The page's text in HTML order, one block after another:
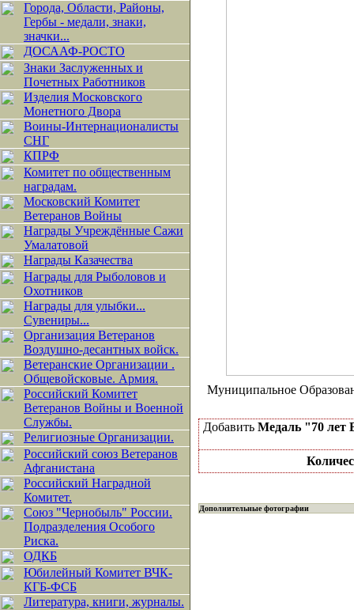
Города, Области, Районы,
Гербы - медали, знаки,
значки...
ДОСААФ-РОСТО
Знаки Заслуженных и
Почетных Работников
Изделия Московского
Монетного Двора
Воины-Интернационалисты
СНГ
КПРФ
Комитет по общественным
наградам.
Московский Комитет
Ветеранов Войны
Награды Учреждённые Сажи
Умалатовой
Награды Казачества
Награды для Рыболовов и
Охотников
Награды для улыбки...
Сувениры...
Организация Ветеранов
Воздушно-десантных войск.
Ветеранские Организации .
Общевойсковые. Армия.
Российский Комитет
Ветеранов Войны и Военной
Службы.
Религиозные Организации.
Российский союз Ветеранов
Афганистана
Российский Наградной
Комитет.
Союз "Чернобыль" России.
Подразделения Особого
Риска.
ОДКБ
Юбилейный Комитет ВЧК-
КГБ-ФСБ
Литература, книги, журналы.
Муниципальное
Добавить Медаль "70 лет
Дополнительные фотографии